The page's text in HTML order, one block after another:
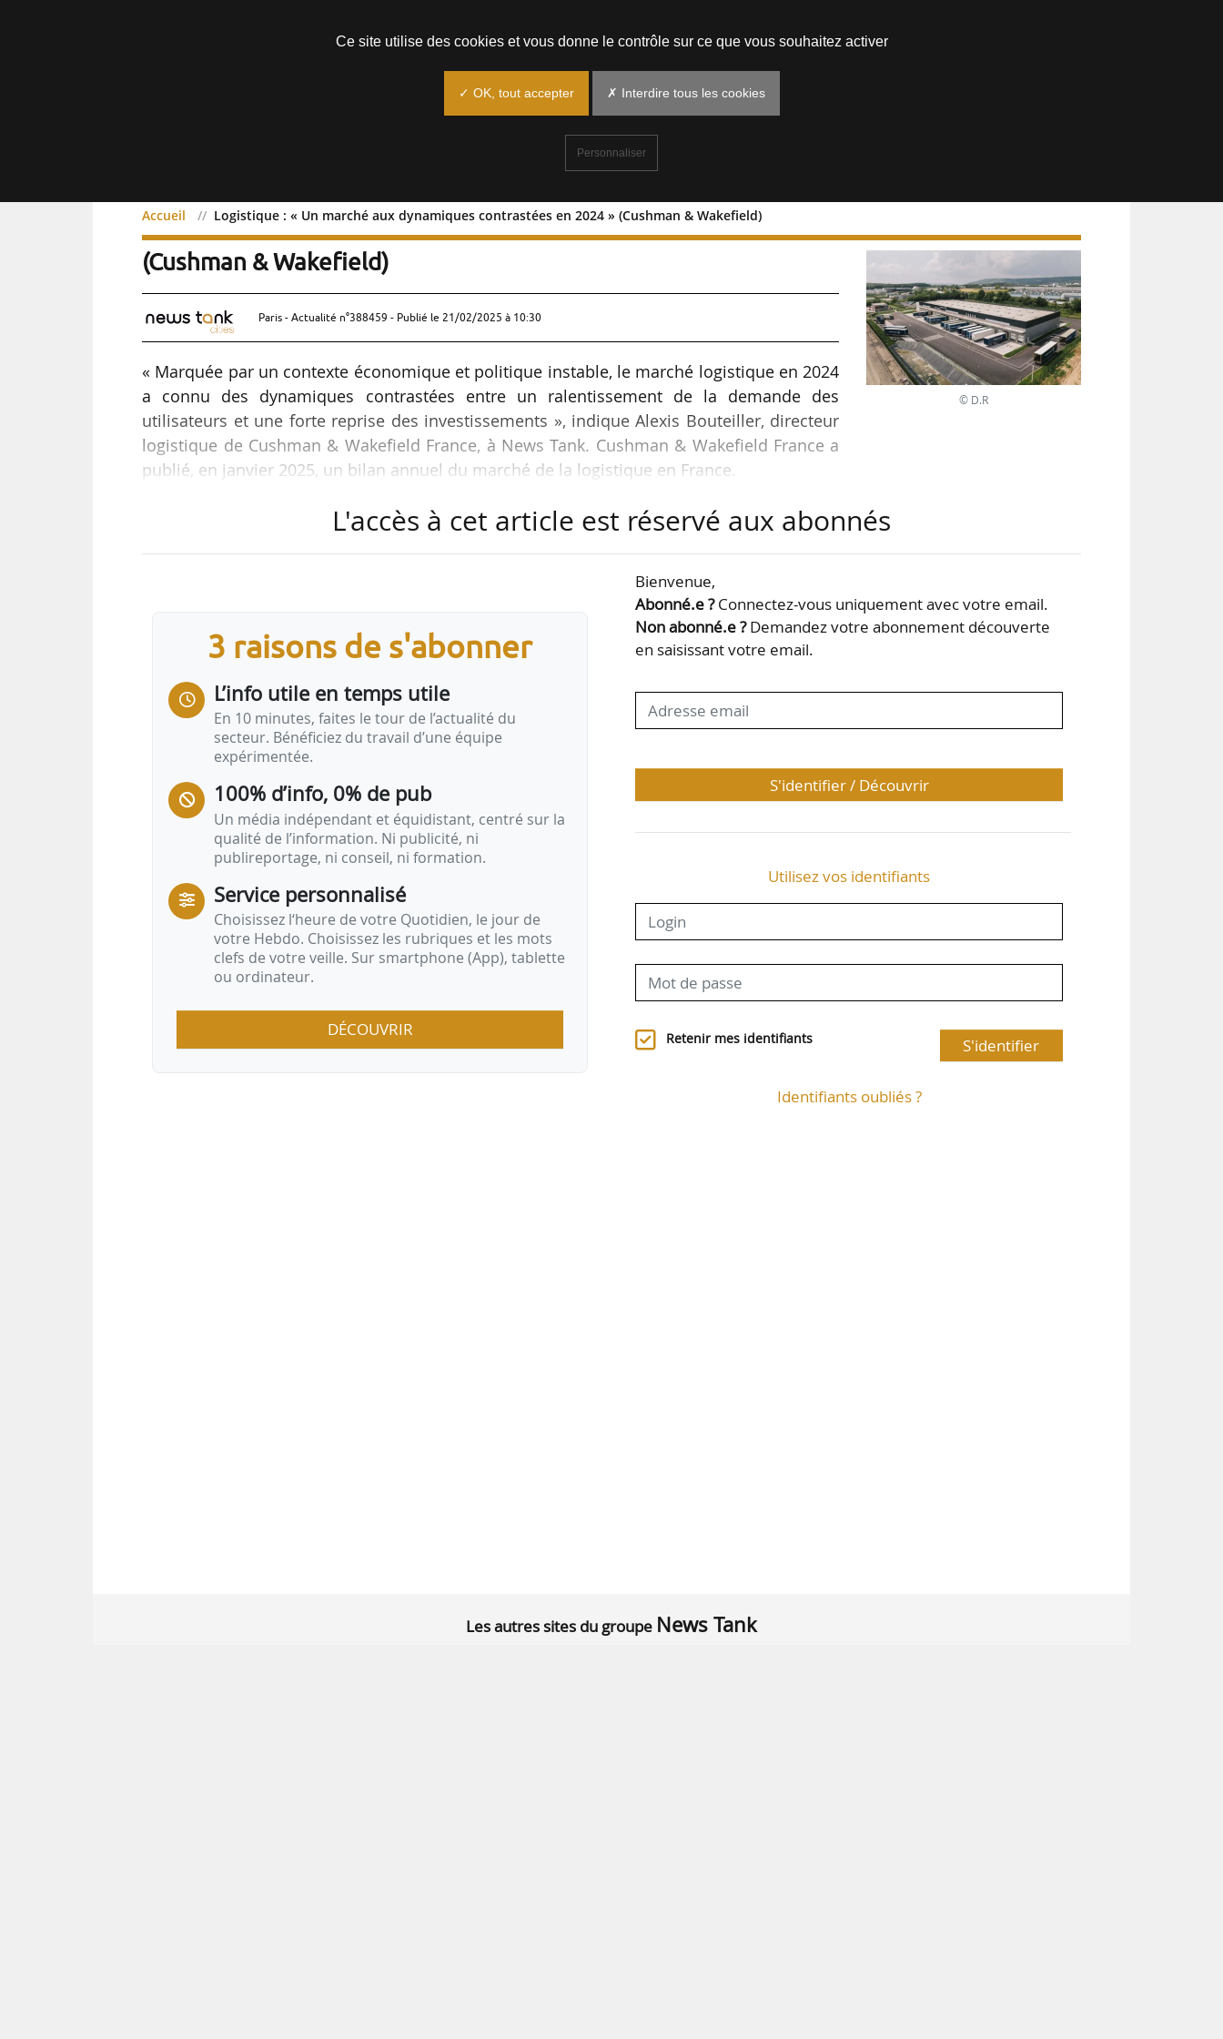
Accueil Logistique : « Un marché aux dynamiques contrastées en 2024 » (Cushman & Wakefield)
Logistique : « Un marché aux dynamiques contrastées en 2024 »
(Cushman & Wakefield)
Paris - Actualité n°388459 - Publié le 21/02/2025 à 10:30
« Marquée par un contexte économique et politique instable, le marché logistique en 2024
a connu des dynamiques contrastées entre un ralentissement de la demande des
utilisateurs et une forte reprise des investissements », indique Alexis Bouteiller, directeur
logistique de Cushman & Wakefield France, à News Tank. Cushman & Wakefield France a
publié, en janvier 2025, un bilan annuel du marché de la logistique en France.
Sur le marché utilisateur, la demande placée s’est établie en 2024 à 3 millions de m 2, soit
mieux résisté. De fortes disparités géographiques sont à observer en 2024 : la dorsale
© D.R
L'accès à cet article est réservé aux abonnés
3 raisons de s'abonner
L’info utile en temps utile
En 10 minutes, faites le tour de l’actualité du
secteur. Bénéficiez du travail d’une équipe
expérimentée.
100% d’info, 0% de pub
Un média indépendant et équidistant, centré sur la
qualité de l’information. Ni publicité, ni
publireportage, ni conseil, ni formation.
Service personnalisé
Choisissez l‘heure de votre Quotidien, le jour de
votre Hebdo. Choisissez les rubriques et les mots
clefs de votre veille. Sur smartphone (App), tablette
ou ordinateur.
DÉCOUVRIR
Bienvenue,
Abonné.e ?Connectez-vous uniquement avec votre email.
Non abonné.e ?Demandez votre abonnement découverte
en saisissant votre email.
S'identifier / Découvrir
Utilisez vos identifiants
Retenir mes identifiants S'identifier
Identifiants oubliés ?
Les autres sites du groupe News Tank
Ce site utilise des cookies et vous donne le contrôle sur ce que vous souhaitez activer
✓ OK, tout accepter ✗ Interdire tous les cookies
Personnaliser